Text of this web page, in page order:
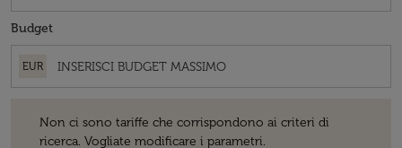
Budget
EUR
Non ci sono tariffe che corrispondono ai criteri di
ricerca. Vogliate modificare i parametri.